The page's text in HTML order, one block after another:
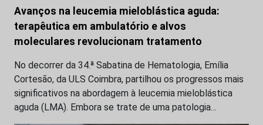
Avanços na leucemia mieloblástica aguda:
terapêutica em ambulatório e alvos
moleculares revolucionam tratamento
No decorrer da 34.ª Sabatina de Hematologia, Emília
Cortesão, da ULS Coimbra, partilhou os progressos mais
significativos na abordagem à leucemia mieloblástica
aguda (LMA). Embora se trate de uma patologia…